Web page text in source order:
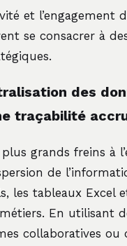
et l’engagement
se consacrer à
des
traçabilité
plus grands freins à
de
les tableaux Excel
En utilisant
collaboratives ou